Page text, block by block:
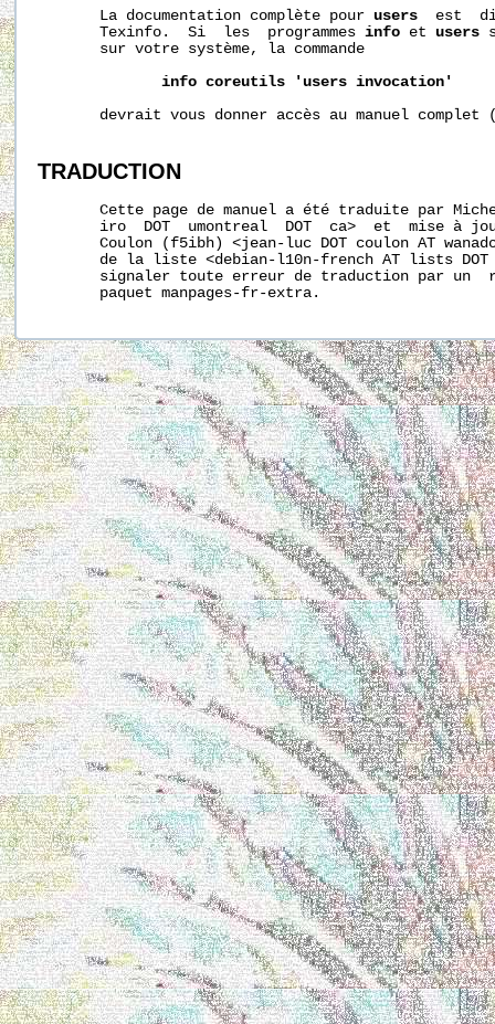
       La documentation complète pour
users
est
       Texinfo.  Si  les  programmes
info et users
       sur votre système, la commande
info coreutils 'users invocation'
devrait vous donner accès au manuel complet
TRADUCTION
Cette page de manuel a été traduite par
iro  DOT  umontreal  DOT  ca>  et  mise à
Coulon (f5ibh) <jean-luc DOT coulon AT
de la liste <debian-l10n-french AT lists
signaler toute erreur de traduction par un